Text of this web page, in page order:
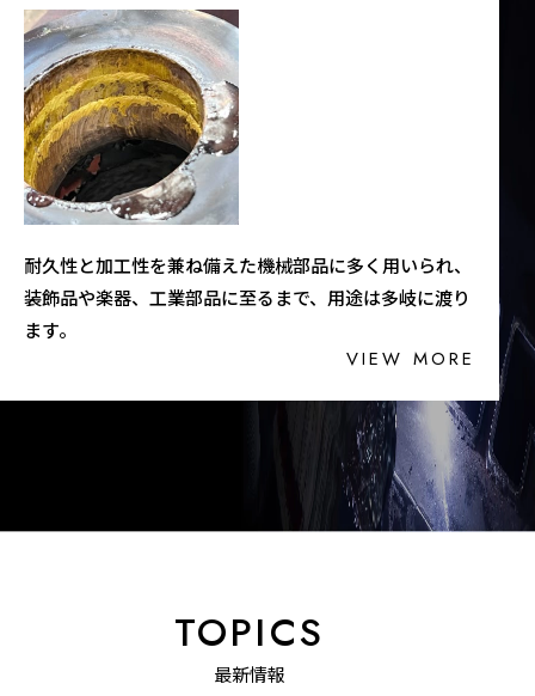
耐久性と加工性を兼ね備えた機械部品に多く用いられ、
装飾品や楽器、工業部品に至るまで、用途は多岐に渡り
ます。
VIEW MORE
TOPICS
最新情報